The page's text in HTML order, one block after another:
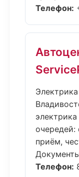
Телефон:
очередей:
приём,
Телефон: